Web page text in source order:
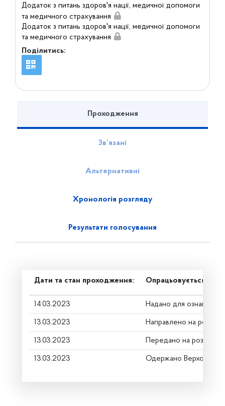
Додаток з питань здоров'я нації, медичної допомоги
та медичного страхування
Додаток з питань здоров'я нації, медичної допомоги
та медичного страхування
Поділитись:
Проходження
Зв’язані
Альтернативні
Хронологія розгляду
Результати голосування
Дати та стан проходження: Опрацьовується в
14.03.2023 Надано для
13.03.2023 Направлено на
13.03.2023 Передано на розгляд
13.03.2023 Одержано Верховною